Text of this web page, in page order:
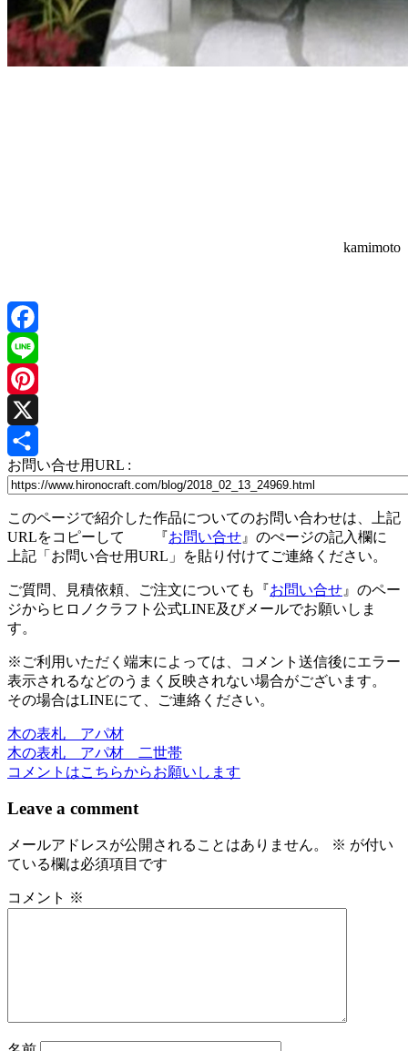
kamimoto
Facebook
Line
Pinterest
X
共
お問い合せ用URL :
このページで紹介した作品についてのお問い合わせは、上記
URLをコピーして 『お問い合せ 』のぺージの記入欄に
上記「お問い合せ用URL」を貼り付けてご連絡ください。
ご質問、見積依頼、ご注文についても『お問い合せ 』のペー
ジからヒロノクラフト公式LINE及びメールでお願いしま
す。
※ご利用いただく端末によっては、コメント送信後にエラー
表示されるなどのうまく反映されない場合がございます。
その場合はLINEにて、ご連絡ください。
投
稿
ナ
ゲ
シ
木の表札 アパ材
木の表札 アパ材 二世帯
コメントはこちらからお願いします
Leave a comment
メールアドレスが公開されることはありません。 ※ が付い
ている欄は必須項目です
コメント ※